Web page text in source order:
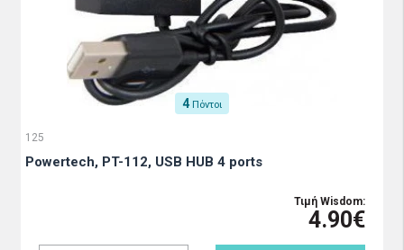
4 Πόντοι
125
Powertech, PT-112, USB HUB 4 ports
Τιμή Wisdom:
4.90€